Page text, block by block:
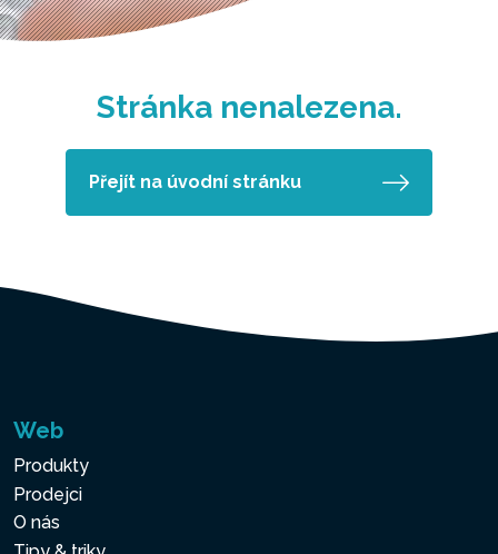
Stránka nenalezena.
Přejít na úvodní stránku
Web
Produkty
Prodejci
O nás